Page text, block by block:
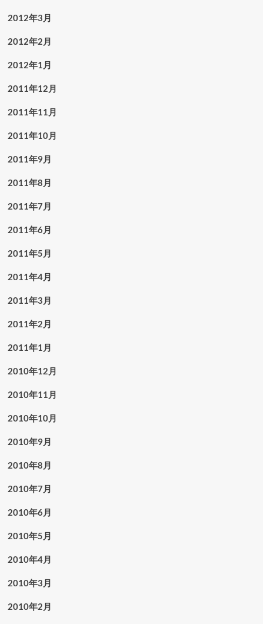
2012年3月
2012年2月
2012年1月
2011年12月
2011年11月
2011年10月
2011年9月
2011年8月
2011年7月
2011年6月
2011年5月
2011年4月
2011年3月
2011年2月
2011年1月
2010年12月
2010年11月
2010年10月
2010年9月
2010年8月
2010年7月
2010年6月
2010年5月
2010年4月
2010年3月
2010年2月